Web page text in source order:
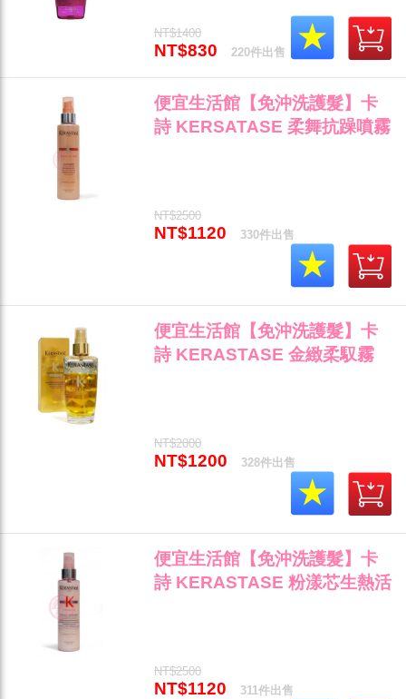
NT$1400
NT$830 220件出售
便宜生活館【免沖洗護髮】卡
詩 KERSATASE 柔舞抗躁噴霧
NT$2500
NT$1120 330件出售
便宜生活館【免沖洗護髮】卡
詩 KERASTASE 金緻柔馭霧
NT$2000
NT$1200 328件出售
便宜生活館【免沖洗護髮】卡
詩 KERASTASE 粉漾芯生熱活
NT$2500
NT$1120 311件出售